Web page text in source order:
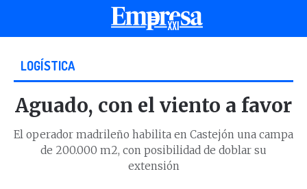
LOGÍSTICA
Aguado, con el viento a favor
El operador madrileño habilita en Castejón una campa
de 200.000 m2, con posibilidad de doblar su
extensión